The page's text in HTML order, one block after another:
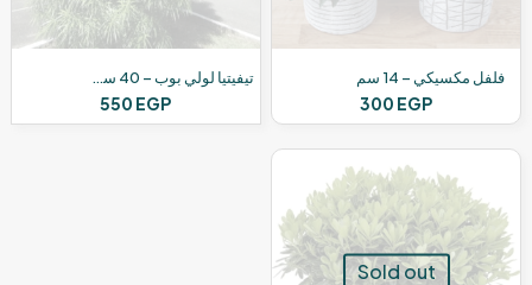
فلفل مكسيكي – 14 سم
300 EGP
تيفيتيا لولي بوب – 40 سم – زهرة صفراء
550 EGP
Sold out